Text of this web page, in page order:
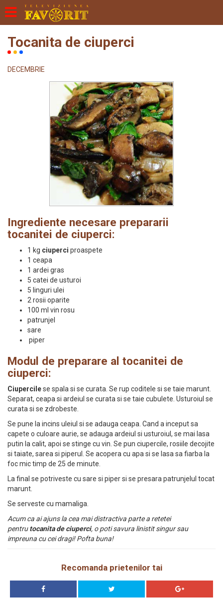
Tocanita de ciuperci
DECEMBRIE
Ingrediente necesare prepararii
tocanitei de ciuperci:
1 kg ciuperci proaspete
1 ceapa
1 ardei gras
5 catei de usturoi
5 linguri ulei
2 rosii oparite
100 ml vin rosu
patrunjel
sare
piper
Modul de preparare al tocanitei de
ciuperci:
Ciupercilese spala si se curata. Se rup coditele si se taie marunt.
Separat, ceapa si ardeiul se curata si se taie cubulete. Usturoiul se
curata si se zdrobeste.
Se pune la incins uleiul si se adauga ceapa. Cand a inceput sa
capete o culoare aurie, se adauga ardeiul si usturoiul, se mai lasa
putin la calit, apoi se stinge cu vin. Se pun ciupercile, rosiile decojite
si taiate, sarea si piperul. Se acopera cu apa si se lasa sa fiarba la
foc mic timp de 25 de minute.
La final se potriveste cu sare si piper si se presara patrunjelul tocat
marunt.
Se serveste cu mamaliga.
Acum ca ai ajuns la cea mai distractiva parte a retetei
pentrutocanita de ciuperci, o poti savura linistit singur sau
impreuna cu cei dragi! Pofta buna!
Recomanda prietenilor tai